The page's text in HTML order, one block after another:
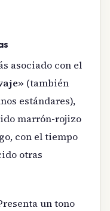
asociado con el
(también
estándares),
marrón-rojizo
con el tiempo
otras
un tono